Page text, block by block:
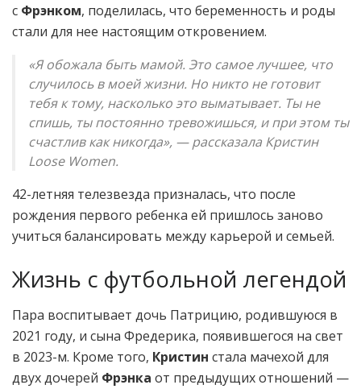
с Фрэнком, поделилась, что беременность и роды
стали для нее настоящим откровением.
«Я обожала быть мамой. Это самое лучшее, что
случилось в моей жизни. Но никто не готовит
тебя к тому, насколько это выматывает. Ты не
спишь, ты постоянно тревожишься, и при этом ты
счастлив как никогда», — рассказала Кристин
Loose Women.
42-летняя телезвезда призналась, что после
рождения первого ребенка ей пришлось заново
учиться балансировать между карьерой и семьей.
Жизнь с футбольной легендой
Пара воспитывает дочь Патрицию, родившуюся в
2021 году, и сына Фредерика, появившегося на свет
в 2023-м. Кроме того, Кристин стала мачехой для
двух дочерей Фрэнка от предыдущих отношений —